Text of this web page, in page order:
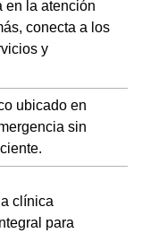
en la atención
conecta a los
y
ubicado en
sin
clínica
para